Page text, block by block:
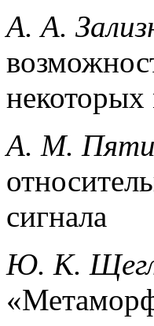
А. А.
А. М.
сигнала
Ю. К.